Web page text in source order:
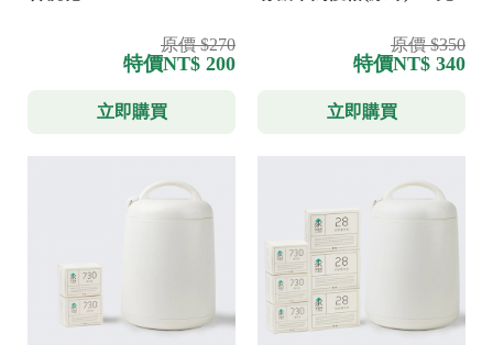
原價 $270
特價NT$ 200
立即購買
原價 $350
特價NT$ 340
立即購買